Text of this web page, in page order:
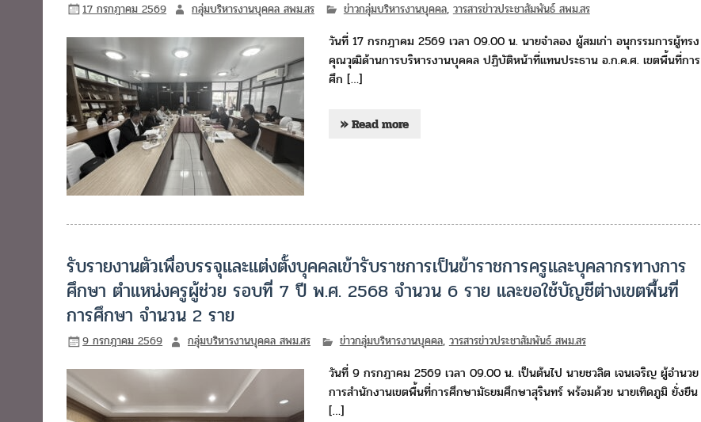
17 กรกฎาคม 2569 กลุ่มบริหารงานบุคคล สพม.สร ข่าวกลุ่มบริหารงานบุคคล, วารสารข่าวประชาสัมพันธ์ สพม.สร
วันที่ 17 กรกฎาคม 2569 เวลา 09.00 น. นายจำลอง ผู้สมเก่า อนุกรรมการผู้ทรง
คุณวุฒิด้านการบริหารงานบุคคล ปฏิบัติหน้าที่แทนประธาน อ.ก.ค.ศ. เขตพื้นที่การ
ศึก […]
» Read more
รับรายงานตัวเพื่อบรรจุและแต่งตั้งบุคคลเข้ารับราชการเป็นข้าราชการครูและบุคลากรทางการ
ศึกษา ตำแหน่งครูผู้ช่วย รอบที่ 7 ปี พ.ศ. 2568 จำนวน 6 ราย และขอใช้บัญชีต่างเขตพื้นที่
การศึกษา จำนวน 2 ราย
9 กรกฎาคม 2569 กลุ่มบริหารงานบุคคล สพม.สร ข่าวกลุ่มบริหารงานบุคคล,วารสารข่าวประชาสัมพันธ์ สพม.สร
วันที่ 9 กรกฎาคม 2569 เวลา 09.00 น. เป็นต้นไป นายชวลิต เจนเจริญ ผู้อำนวย
การสำนักงานเขตพื้นที่การศึกษามัธยมศึกษาสุรินทร์ พร้อมด้วย นายเทิดภูมิ ยั่งยืน
[…]